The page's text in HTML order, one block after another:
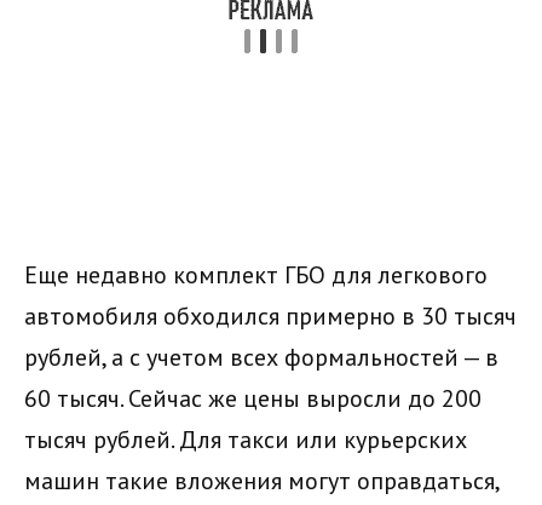
Еще недавно комплект ГБО для легкового
автомобиля обходился примерно в 30 тысяч
рублей, а с учетом всех формальностей — в
60 тысяч. Сейчас же цены выросли до 200
тысяч рублей. Для такси или курьерских
машин такие вложения могут оправдаться,